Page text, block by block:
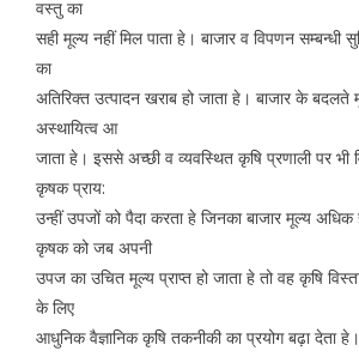
वस्तु का
सही मूल्य नहीं मिल पाता हे। बाजार व विपणन सम्बन्धी
का
अतिरिक्त उत्पादन खराब हो जाता हे। बाजार के
अस्थायित्व आ
जाता हे। इससे अच्छी व व्यवस्थित कृषि प्रणाली पर भी
कृषक प्राय:
उन्हीं उपजों को पैदा करता हे जिनका बाजार मूल्य अधिक
कृषक को जब अपनी
उपज का उचित मूल्य प्राप्त हो जाता हे तो वह कृषि
के लिए
आधुनिक वैज्ञानिक कृषि तकनीकी का प्रयोग बढ़ा देता हे।